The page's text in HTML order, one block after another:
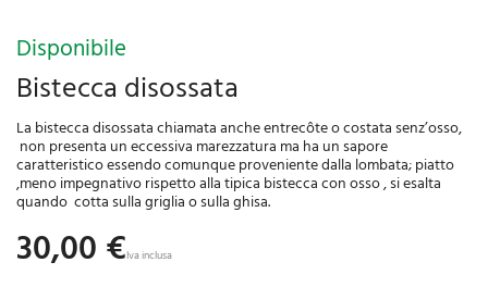
Disponibile
Bistecca disossata
La bistecca disossata chiamata anche entrecôte o costata senz’osso,
non presenta un eccessiva marezzatura ma ha un sapore
caratteristico essendo comunque proveniente dalla lombata; piatto
,meno impegnativo rispetto alla tipica bistecca con osso , si esalta
quando cotta sulla griglia o sulla ghisa.
30,00 €Iva inclusa